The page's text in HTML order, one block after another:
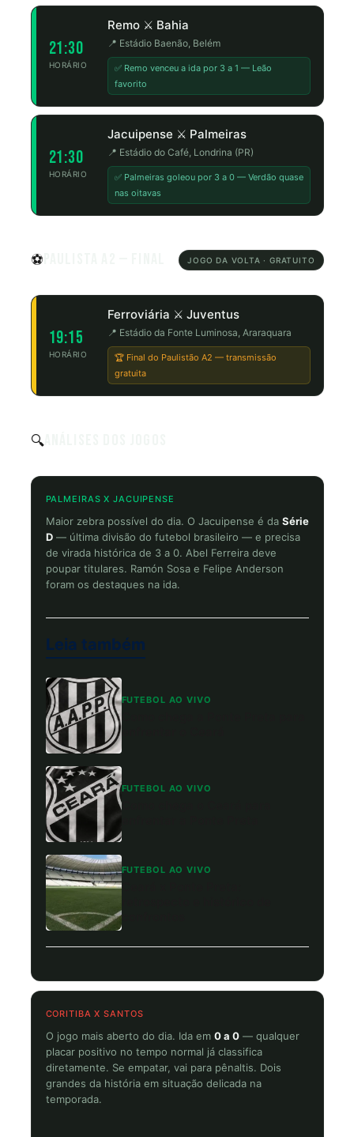
21:30
HORÁRIO
Remo ⚔️ Bahia
📍 Estádio Baenão, Belém
✅ Remo venceu a ida por 3 a 1 — Leão
favorito
21:30
HORÁRIO
Jacuipense ⚔️ Palmeiras
📍 Estádio do Café, Londrina (PR)
✅ Palmeiras goleou por 3 a 0 — Verdão quase
nas oitavas
⚽ JOGO DA VOLTA · GRATUITO
19:15
HORÁRIO
Ferroviária ⚔️ Juventus
📍 Estádio da Fonte Luminosa, Araraquara
🏆 Final do Paulistão A2 — transmissão
gratuita
🔍Análises dos Jogos
PALMEIRAS X JACUIPENSE
Maior zebra possível do dia. O Jacuipense é da Série
D— última divisão do futebol brasileiro — e precisa
de virada histórica de 3 a 0. Abel Ferreira deve
poupar titulares. Ramón Sosa e Felipe Anderson
foram os destaques na ida.
Leia também
FUTEBOL AO VIVO
Como chega a Ponte Preta para
FUTEBOL AO VIVO
Como chega o Ceará para
FUTEBOL AO VIVO
Ceará x Ponte Preta:
confrontos
CORITIBA X SANTOS
O jogo mais aberto do dia. Ida em 0 a 0— qualquer
placar positivo no tempo normal já classifica
diretamente. Se empatar, vai para pênaltis. Dois
grandes da história em situação delicada na
temporada.